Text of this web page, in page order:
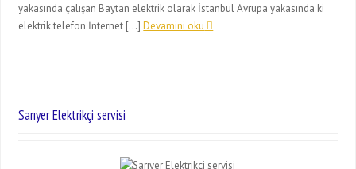
yakasında çalışan Baytan elektrik olarak İstanbul Avrupa yakasında ki
elektrik telefon İnternet […]Devamini oku
Sarıyer Elektrikçi servisi